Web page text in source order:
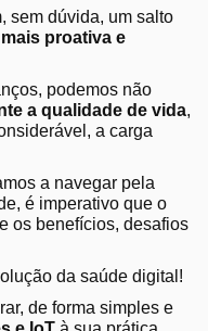
sem dúvida, um salto
proativa e
podemos não
a qualidade de vida,
a carga
a navegar pela
é imperativo que o
os benefícios, desafios
da saúde digital!
de forma simples e